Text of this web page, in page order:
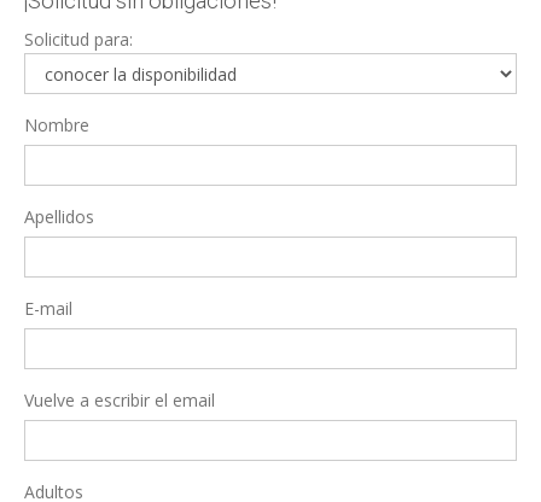
Solicitud para:
Nombre
Apellidos
E-mail
Vuelve a escribir el email
Adultos